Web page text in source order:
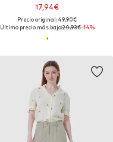
17,94€
Precio original: 49,90€
Último precio más bajo:20,93€-14%